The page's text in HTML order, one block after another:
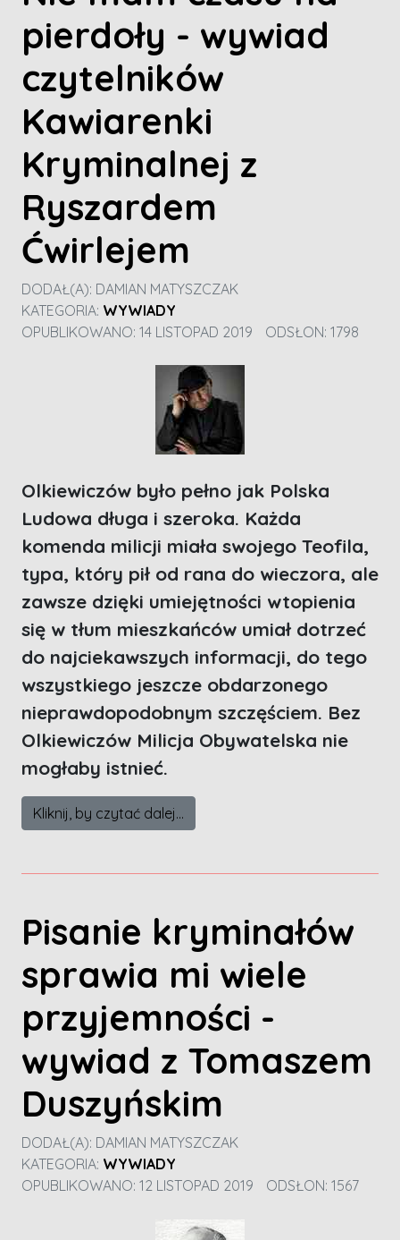
pierdoły - wywiad
czytelników
Kawiarenki
Kryminalnej z
Ryszardem
Ćwirlejem
DODAŁ(A): DAMIAN MATYSZCZAK
KATEGORIA: WYWIADY
OPUBLIKOWANO: 14 LISTOPAD 2019
ODSŁON: 1798
Olkiewiczów było pełno jak Polska
Ludowa długa i szeroka. Każda
komenda milicji miała swojego Teofila,
typa, który pił od rana do wieczora, ale
zawsze dzięki umiejętności wtopienia
się w tłum mieszkańców umiał dotrzeć
do najciekawszych informacji, do tego
wszystkiego jeszcze obdarzonego
nieprawdopodobnym szczęściem. Bez
Olkiewiczów Milicja Obywatelska nie
mogłaby istnieć.
Kliknij, by czytać dalej...
Pisanie kryminałów
sprawia mi wiele
przyjemności -
wywiad z Tomaszem
Duszyńskim
DODAŁ(A): DAMIAN MATYSZCZAK
KATEGORIA: WYWIADY
OPUBLIKOWANO: 12 LISTOPAD 2019
ODSŁON: 1567